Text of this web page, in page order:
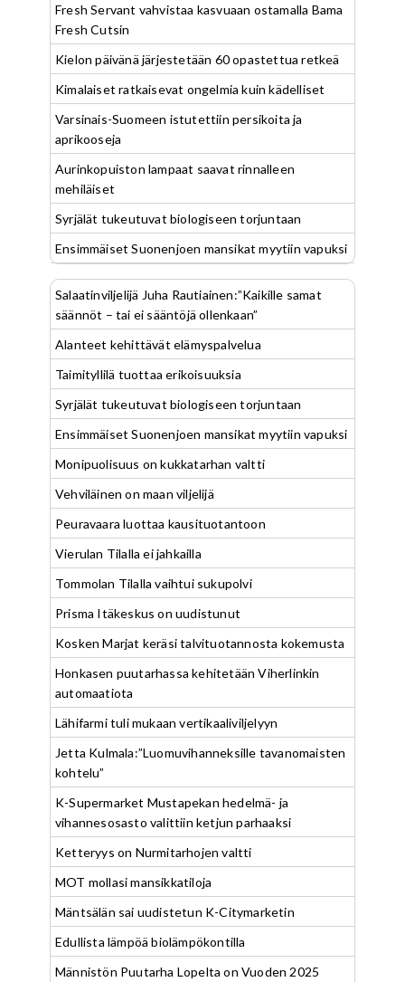
Fresh Servant vahvistaa kasvuaan ostamalla Bama
Fresh Cutsin
Kielon päivänä järjestetään 60 opastettua retkeä
Kimalaiset ratkaisevat ongelmia kuin kädelliset
Varsinais-Suomeen istutettiin persikoita ja
aprikooseja
Aurinkopuiston lampaat saavat rinnalleen
mehiläiset
Syrjälät tukeutuvat biologiseen torjuntaan
Ensimmäiset Suonenjoen mansikat myytiin vapuksi
Salaatinviljelijä Juha Rautiainen:”Kaikille samat
säännöt – tai ei sääntöjä ollenkaan”
Alanteet kehittävät elämyspalvelua
Taimityllilä tuottaa erikoisuuksia
Syrjälät tukeutuvat biologiseen torjuntaan
Ensimmäiset Suonenjoen mansikat myytiin vapuksi
Monipuolisuus on kukkatarhan valtti
Vehviläinen on maan viljelijä
Peuravaara luottaa kausituotantoon
Vierulan Tilalla ei jahkailla
Tommolan Tilalla vaihtui sukupolvi
Prisma Itäkeskus on uudistunut
Kosken Marjat keräsi talvituotannosta kokemusta
Honkasen puutarhassa kehitetään Viherlinkin
automaatiota
Lähifarmi tuli mukaan vertikaaliviljelyyn
Jetta Kulmala:”Luomuvihanneksille tavanomaisten
kohtelu”
K-Supermarket Mustapekan hedelmä- ja
vihannesosasto valittiin ketjun parhaaksi
Ketteryys on Nurmitarhojen valtti
MOT mollasi mansikkatiloja
Mäntsälän sai uudistetun K-Citymarketin
Edullista lämpöä biolämpökontilla
Männistön Puutarha Lopelta on Vuoden 2025